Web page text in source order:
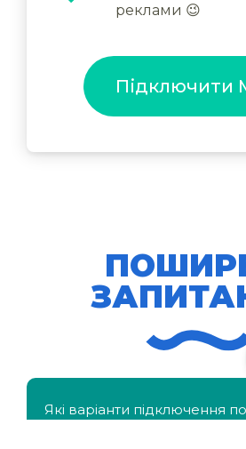
реклами 😉
Підключити
Які варіанти підключення